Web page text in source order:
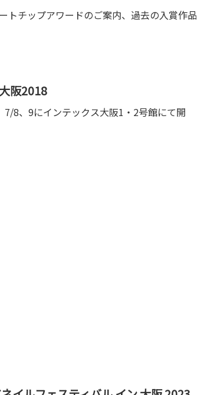
トチップアワードのご案内、過去の入賞作品
阪2018
7/8、9にインテックス大阪1・2号館にて開